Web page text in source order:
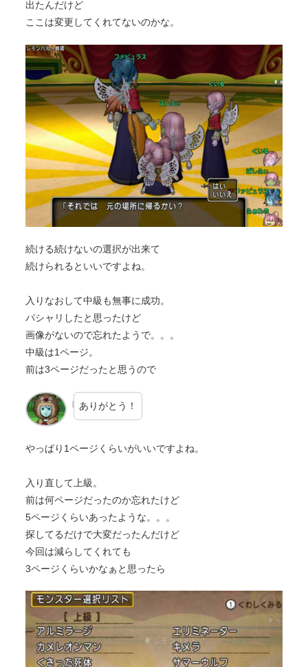
出たんだけど
ここは変更してくれてないのかな。
続ける続けないの選択が出来て
続けられるといいですよね。
入りなおして中級も無事に成功。
パシャリしたと思ったけど
画像がないので忘れたようで。。。
中級は1ページ。
前は3ページだったと思うので
ありがとう！
やっぱり1ページくらいがいいですよね。
入り直して上級。
前は何ページだったのか忘れたけど
5ページくらいあったような。。。
探してるだけで大変だったんだけど
今回は減らしてくれても
3ページくらいかなぁと思ったら